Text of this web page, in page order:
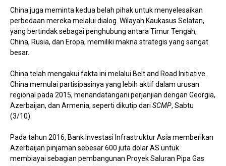
China juga meminta kedua belah pihak untuk menyelesaikan
perbedaan mereka melalui dialog. Wilayah Kaukasus Selatan,
yang bertindak sebagai penghubung antara Timur Tengah,
China, Rusia, dan Eropa, memiliki makna strategis yang sangat
besar.
China telah mengakui fakta ini melalui Belt and Road Initiative.
China memulai partisipasinya yang lebih aktif dalam urusan
regional pada 2015, menandatangani perjanjian dengan Georgia,
Azerbaijan, dan Armenia, seperti dikutip dari SCMP, Sabtu
(3/10).
Pada tahun 2016, Bank Investasi Infrastruktur Asia memberikan
Azerbaijan pinjaman sebesar 600 juta dolar AS untuk
membiayai sebagian pembangunan Proyek Saluran Pipa Gas